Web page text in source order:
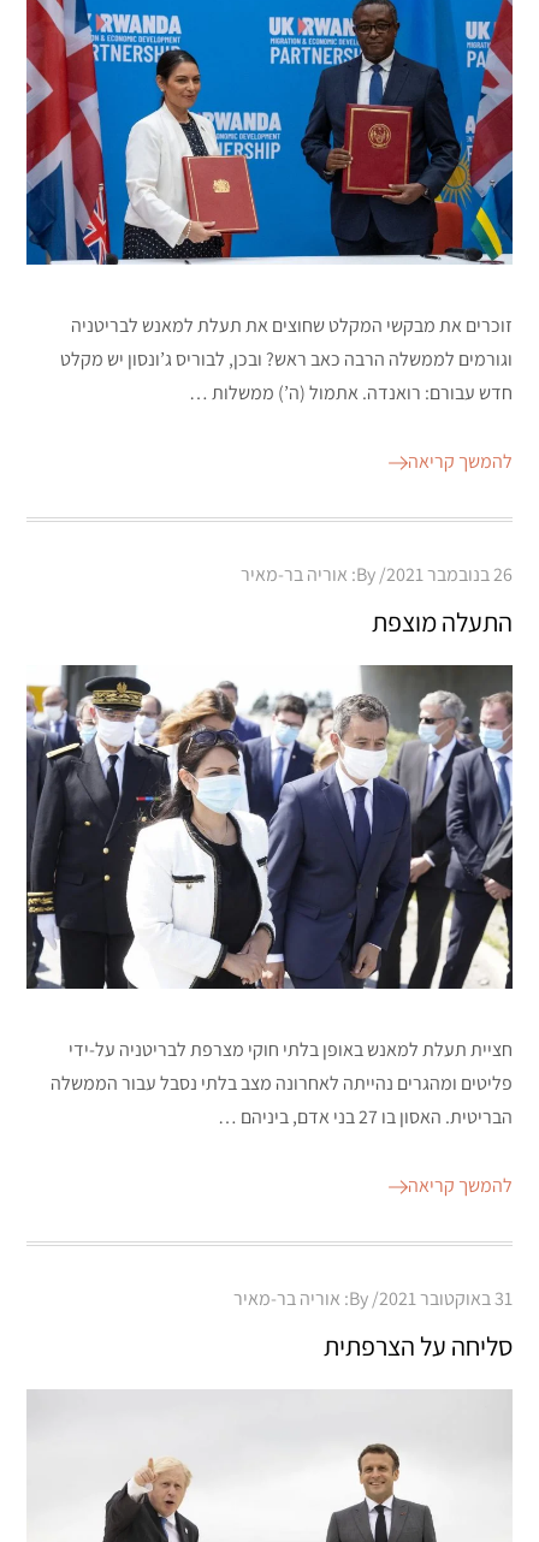
זוכרים את מבקשי המקלט שחוצים את תעלת למאנש לבריטניה
וגורמים לממשלה הרבה כאב ראש? ובכן, לבוריס ג’ונסון יש מקלט
חדש עבורם: רואנדה. אתמול (ה’) ממשלות …
להמשך קריאה
Posted
26 בנובמבר 2021 By: אוריה בר-מאיר
התעלה מוצפת
חציית תעלת למאנש באופן בלתי חוקי מצרפת לבריטניה על-ידי
פליטים ומהגרים נהייתה לאחרונה מצב בלתי נסבל עבור הממשלה
הבריטית. האסון בו 27 בני אדם, ביניהם …
להמשך קריאה
Posted
31 באוקטובר 2021 By: אוריה בר-מאיר
סליחה על הצרפתית